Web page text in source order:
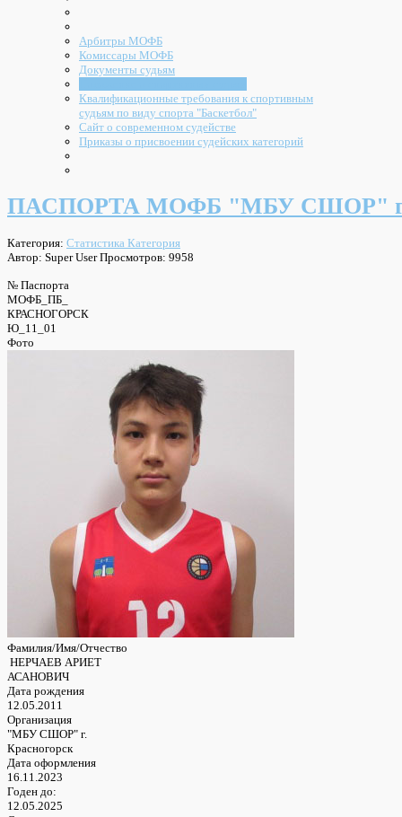
Арбитры МОФБ
Комиссары МОФБ
Документы судьям
Квалификационные требования к спортивным
судьям по виду спорта "Баскетбол"
Сайт о современном судействе
Приказы о присвоении судейских категорий
ПАСПОРТА МОФБ "МБУ СШОР" г.
Категория: Статистика Категория
Автор: Super UserПросмотров: 9958
№ Паспорта
МОФБ_ПБ_
КРАСНОГОРСК
Ю_11_01
Фото
Фамилия/Имя/Отчество
НЕРЧАЕВ АРИЕТ
АСАНОВИЧ
Дата рождения
12.05.2011
Организация
"МБУ СШОР" г.
Красногорск
Дата оформления
16.11.2023
Годен до:
12.05.2025